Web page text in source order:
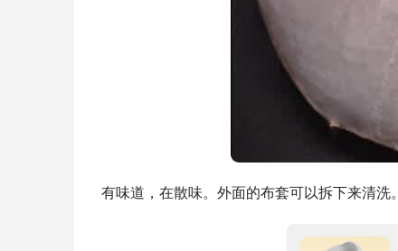
有味道，在散味。外面的布套可以拆下来清洗。